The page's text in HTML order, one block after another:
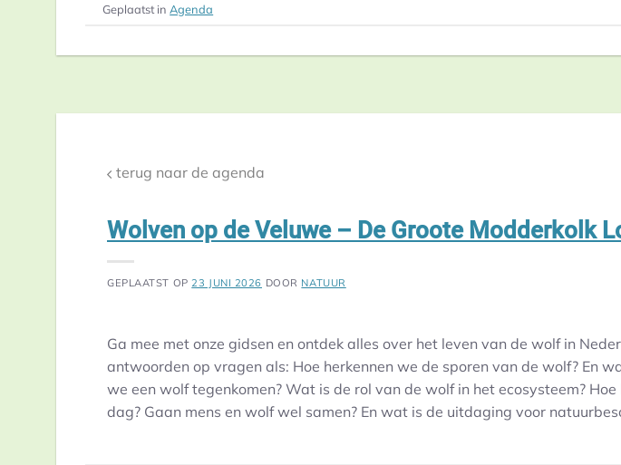
Geplaatst inAgenda
terug naar de agenda
Wolven op de Veluwe – De Groote Modderkolk
GEPLAATST OP 23 JUNI 2026 DOOR NATUUR
Ga mee met onze gidsen en ontdek alles over het leven van de wolf in
antwoorden op vragen als: Hoe herkennen we de sporen van de wolf? En
we een wolf tegenkomen? Wat is de rol van de wolf in het ecosysteem?
dag? Gaan mens en wolf wel samen? En wat is de uitdaging voor